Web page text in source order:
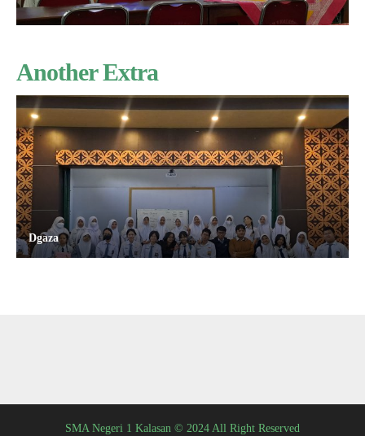
Another Extra
Dgaza
SMA Negeri 1 Kalasan © 2024 All Right Reserved